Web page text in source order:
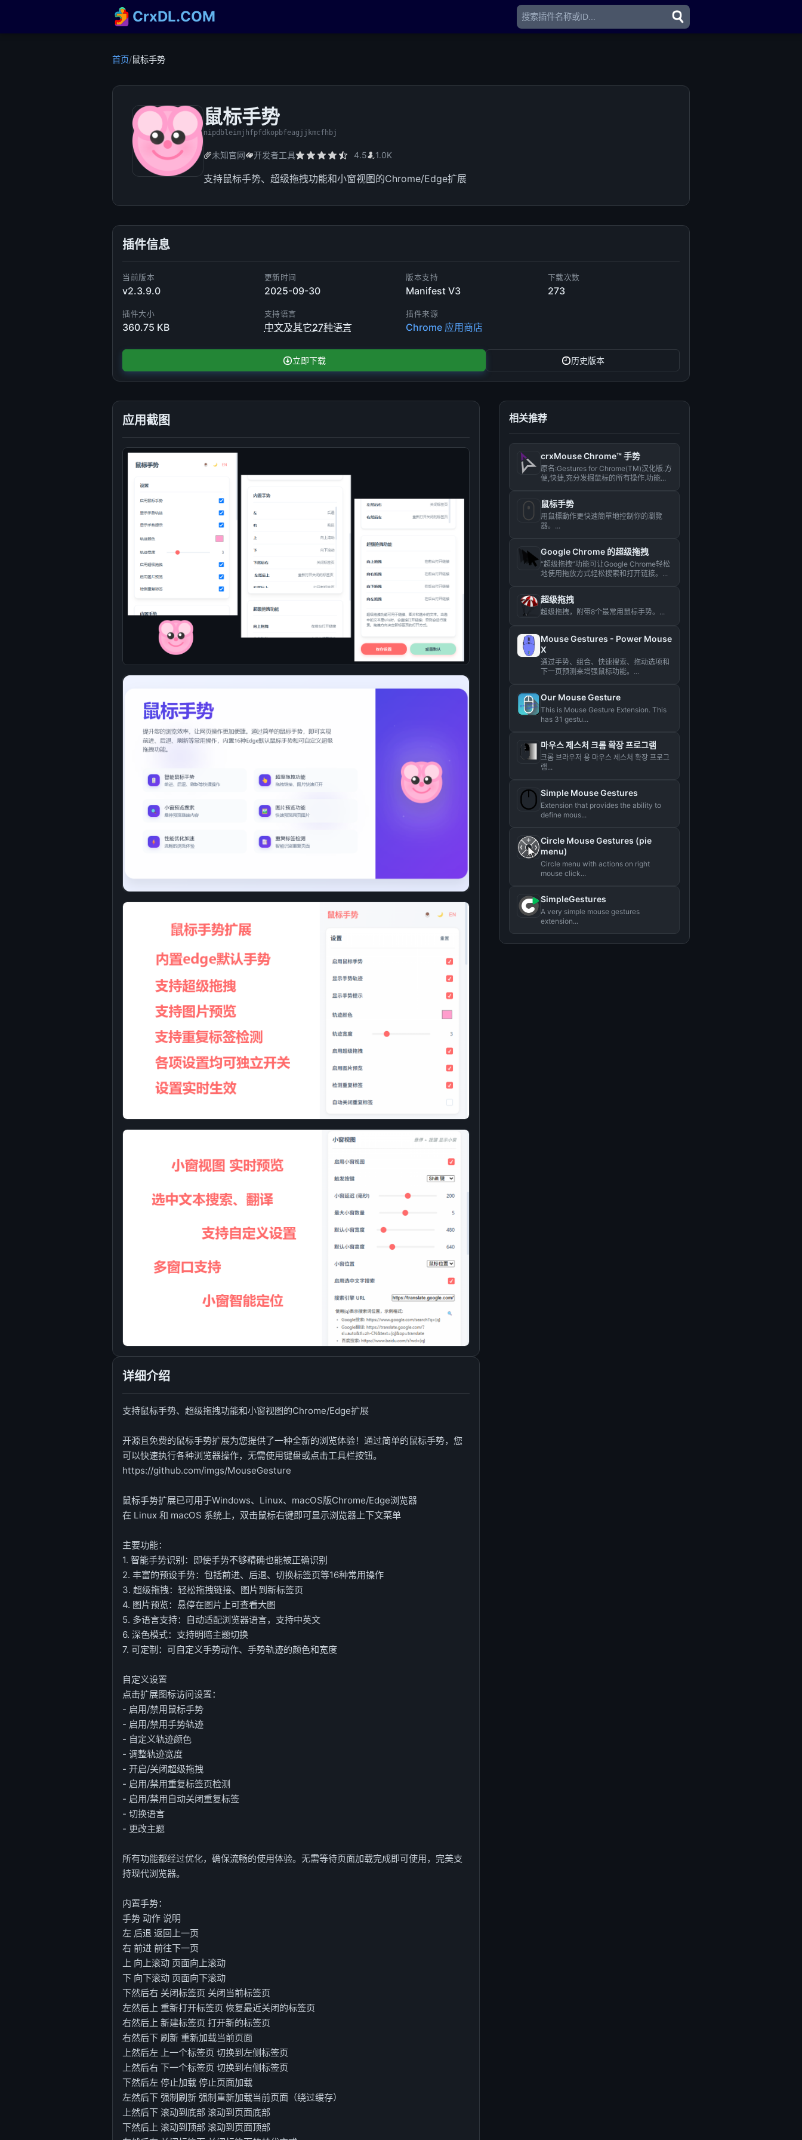
CrxDL.COM
首页/鼠标手势
鼠标手势
nipdbleimjhfpfdkopbfeagjjkmcfhbj
未知官网 开发者工具 4.5 1.0K
支持鼠标手势、超级拖拽功能和小窗视图的Chrome/Edge扩展
插件信息
当前版本
v2.3.9.0
更新时间
2025-09-30
版本支持
Manifest V3
下载次数
273
插件大小
360.75 KB
支持语言
中文及其它27种语言
插件来源
Chrome 应用商店
立即下载 历史版本
应用截图
详细介绍
支持鼠标手势、超级拖拽功能和小窗视图的Chrome/Edge扩展
开源且免费的鼠标手势扩展为您提供了一种全新的浏览体验！通过简单的鼠标手势，您
可以快速执行各种浏览器操作，无需使用键盘或点击工具栏按钮。
https://github.com/imgs/MouseGesture
鼠标手势扩展已可用于Windows、Linux、macOS版Chrome/Edge浏览器
在 Linux 和 macOS 系统上，双击鼠标右键即可显示浏览器上下文菜单
主要功能：
1. 智能手势识别：即使手势不够精确也能被正确识别
2. 丰富的预设手势：包括前进、后退、切换标签页等16种常用操作
3. 超级拖拽：轻松拖拽链接、图片到新标签页
4. 图片预览：悬停在图片上可查看大图
5. 多语言支持：自动适配浏览器语言，支持中英文
6. 深色模式：支持明暗主题切换
7. 可定制：可自定义手势动作、手势轨迹的颜色和宽度
自定义设置
点击扩展图标访问设置：
- 启用/禁用鼠标手势
- 启用/禁用手势轨迹
- 自定义轨迹颜色
- 调整轨迹宽度
- 开启/关闭超级拖拽
- 启用/禁用重复标签页检测
- 启用/禁用自动关闭重复标签
- 切换语言
- 更改主题
所有功能都经过优化，确保流畅的使用体验。无需等待页面加载完成即可使用，完美支
持现代浏览器。
内置手势：
手势 动作 说明
左 后退 返回上一页
右 前进 前往下一页
上 向上滚动 页面向上滚动
下 向下滚动 页面向下滚动
下然后右 关闭标签页 关闭当前标签页
左然后上 重新打开标签页 恢复最近关闭的标签页
右然后上 新建标签页 打开新的标签页
右然后下 刷新 重新加载当前页面
上然后左 上一个标签页 切换到左侧标签页
上然后右 下一个标签页 切换到右侧标签页
下然后左 停止加载 停止页面加载
左然后下 强制刷新 强制重新加载当前页面（绕过缓存）
上然后下 滚动到底部 滚动到页面底部
下然后上 滚动到顶部 滚动到页面顶部
相关推荐
crxMouse Chrome™ 手势
原名:Gestures for Chrome(TM)汉化版.方
便,快捷,充分发掘鼠标的所有操作.功能...
鼠标手势
用鼠標動作更快速簡單地控制你的瀏覽
器。...
Google Chrome 的超级拖拽
“超级拖拽”功能可让Google Chrome轻松
地使用拖放方式轻松搜索和打开链接。...
超级拖拽
超级拖拽，附带8个最常用鼠标手势。...
Mouse Gestures - Power Mouse
X
通过手势、组合、快速搜索、拖动选项和
下一页预测来增强鼠标功能。...
Our Mouse Gesture
This is Mouse Gesture Extension. This
has 31 gestu...
마우스 제스처 크롬 확장 프로그램
크롬 브라우저 용 마우스 제스처 확장 프로그
램...
Simple Mouse Gestures
Extension that provides the ability to
define mous...
Circle Mouse Gestures (pie
menu)
Circle menu with actions on right
mouse click...
SimpleGestures
A very simple mouse gestures
extension...